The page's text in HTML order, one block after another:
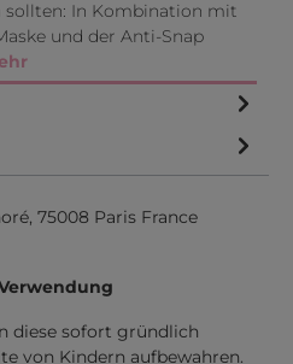
sollten: In Kombination mit
und der Anti-Snap
75008 Paris France
diese sofort gründlich
von Kindern aufbewahren.